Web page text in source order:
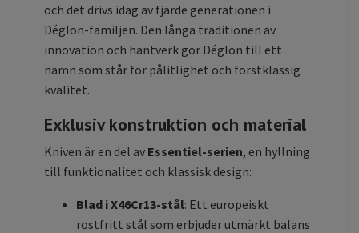
och det drivs idag av fjärde generationen i
Déglon-familjen. Den långa traditionen av
innovation och hantverk gör Déglon till ett
namn som står för pålitlighet och förstklassig
kvalitet.
Exklusiv konstruktion och material
Kniven är en del av Essentiel-serien, en hyllning
till funktionalitet och klassisk design:
Blad i X46Cr13-stål: Ett europeiskt
rostfritt stål som erbjuder utmärkt balans